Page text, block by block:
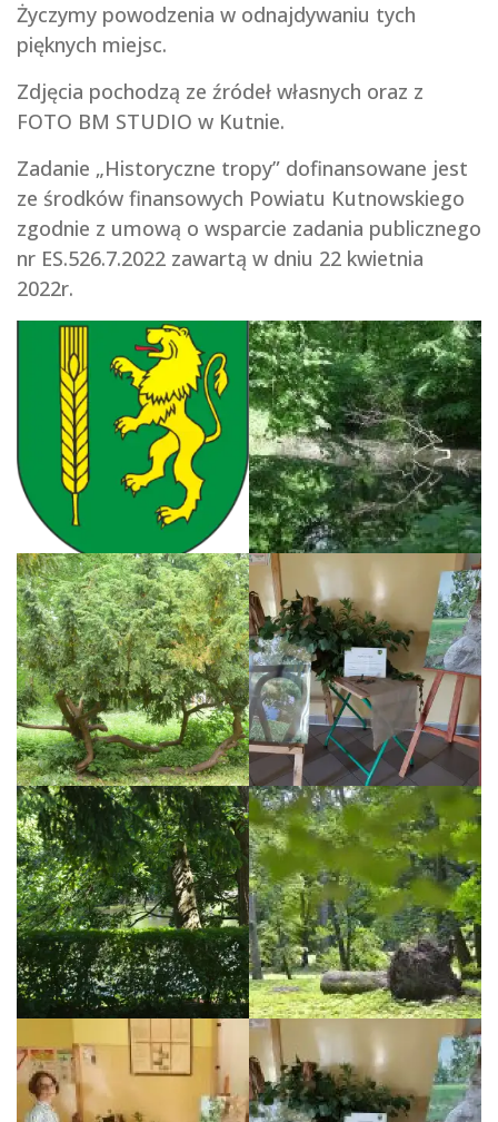
Życzymy powodzenia w odnajdywaniu tych
pięknych miejsc.
Zdjęcia pochodzą ze źródeł własnych oraz z
FOTO BM STUDIO w Kutnie.
Zadanie „Historyczne tropy” dofinansowane jest
ze środków finansowych Powiatu Kutnowskiego
zgodnie z umową o wsparcie zadania publicznego
nr ES.526.7.2022 zawartą w dniu 22 kwietnia
2022r.